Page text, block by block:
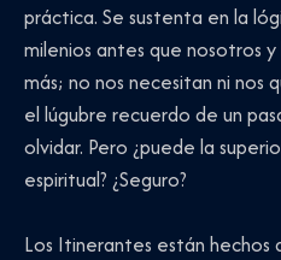
práctica. Se sustenta en la
milenios antes que nosotros
más; no nos necesitan ni nos
el lúgubre recuerdo de un
olvidar. Pero ¿puede la
espiritual? ¿Seguro?
Los Itinerantes están hechos